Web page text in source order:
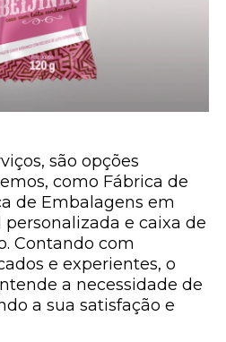
são opções
como Fábrica de
de Embalagens em
personalizada e caixa de
Contando com
e experientes, o
a necessidade de
a sua satisfação e